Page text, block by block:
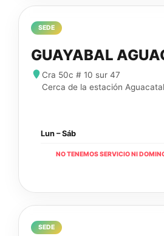
SEDE
GUAYABAL
Cra 50c # 10 sur 47
Cerca de la estación
Lun – Sáb
NO TENEMOS SERVICIO NI
SEDE